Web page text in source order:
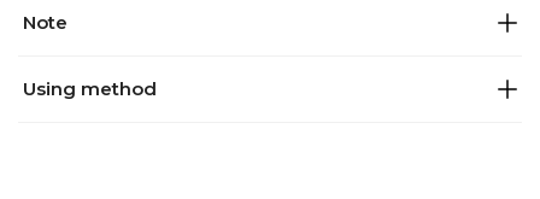
Note
Using method